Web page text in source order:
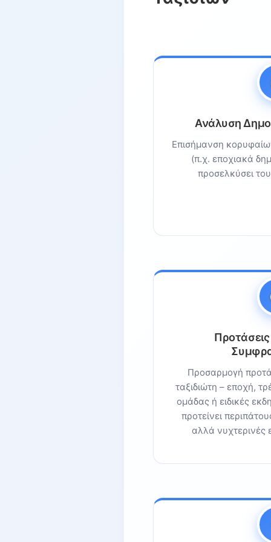
Ανάλυση
Επισήμανση
(π.χ. εποχιακά
προσελκύσει
Προσαρμογή
ταξιδιώτη – εποχή,
ομάδας ή ειδικές
προτείνει
αλλά νυχτερινές